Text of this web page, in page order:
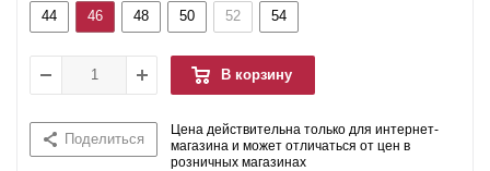
44 46 48 50 52 54
В корзину
Поделиться
Цена действительна только для интернет-
магазина и может отличаться от цен в
розничных магазинах